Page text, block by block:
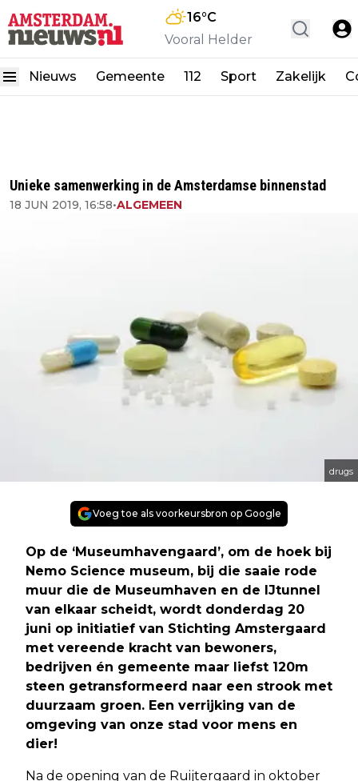
16°C
Vooral Helder
Nieuws Gemeente 112 Sport Zakelijk
Unieke samenwerking in de Amsterdamse binnenstad
18 JUN 2019, 16:58•ALGEMEEN
drugs
Voeg toe als voorkeursbron op Google
Op de ‘Museumhavengaard’, om de hoek bij
Nemo Science museum, bij die saaie rode
muur die de Museumhaven en de IJtunnel
van elkaar scheidt, wordt donderdag 20
juni op initiatief van Stichting Amstergaard
met vereende kracht van bewoners,
bedrijven én gemeente maar liefst 120m
steen getransformeerd naar een strook met
duurzaam groen. Een verrijking van de
omgeving van onze stad voor mens en
dier!
Na de opening van de Ruijtergaard in oktober